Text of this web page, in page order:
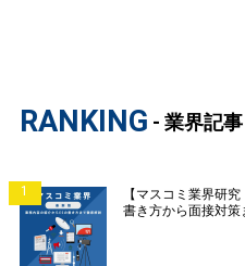
RANKING - 業界記
1
【マスコミ業界研
書き方から面接対策